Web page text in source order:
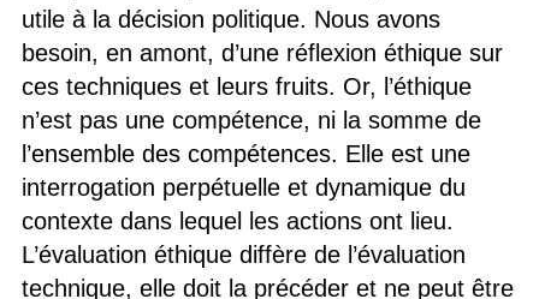
utile à la décision politique. Nous avons
besoin, en amont, d’une réflexion éthique sur
ces techniques et leurs fruits. Or, l’éthique
n’est pas une compétence, ni la somme de
l’ensemble des compétences. Elle est une
interrogation perpétuelle et dynamique du
contexte dans lequel les actions ont lieu.
L’évaluation éthique diffère de l’évaluation
technique, elle doit la précéder et ne peut être